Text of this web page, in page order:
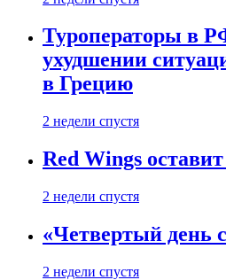
Туроператоры в
ухудшении
в Грецию
2 недели спустя
Red Wings
2 недели спустя
«Четвертый день
2 недели спустя